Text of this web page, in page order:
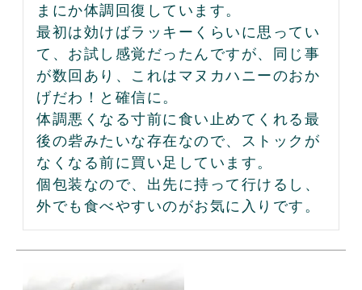
まにか体調回復しています。
最初は効けばラッキーくらいに思ってい
て、お試し感覚だったんですが、同じ事
が数回あり、これはマヌカハニーのおか
げだわ！と確信に。
体調悪くなる寸前に食い止めてくれる最
後の砦みたいな存在なので、ストックが
なくなる前に買い足しています。
個包装なので、出先に持って行けるし、
外でも食べやすいのがお気に入りです。